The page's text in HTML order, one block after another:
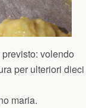
volendo
per ulteriori dieci
maria.